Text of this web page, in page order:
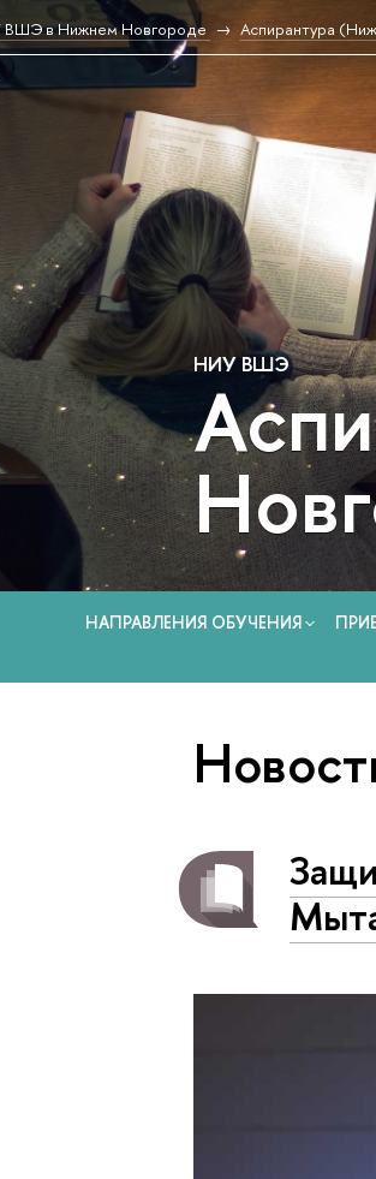
в Нижнем Новгороде Аспирантура
НИУ ВШЭ
НАПРАВЛЕНИЯ ОБУЧЕНИЯ